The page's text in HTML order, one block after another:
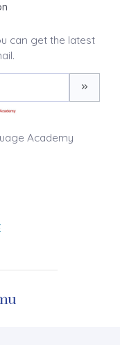
can get the latest
Academy